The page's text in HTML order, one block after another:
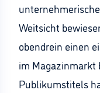
Weitsicht
obendrein einen
im Magazinmarkt
Publikumstitels